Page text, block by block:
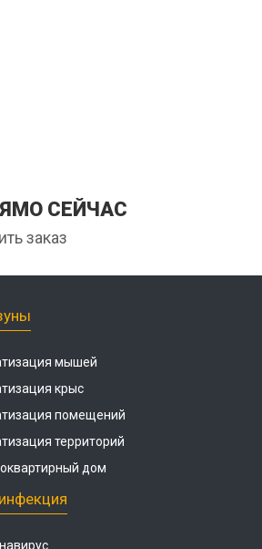
СЕЙЧАС
заказ
мышей
крыс
помещений
территорий
дом